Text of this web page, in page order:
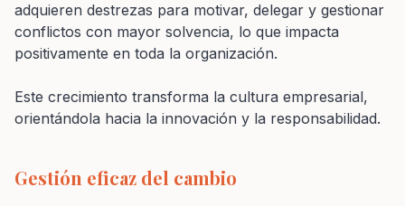
adquieren destrezas para motivar, delegar y gestionar
conflictos con mayor solvencia, lo que impacta
positivamente en toda la organización.
Este crecimiento transforma la cultura empresarial,
orientándola hacia la innovación y la responsabilidad.
Gestión eficaz del cambio